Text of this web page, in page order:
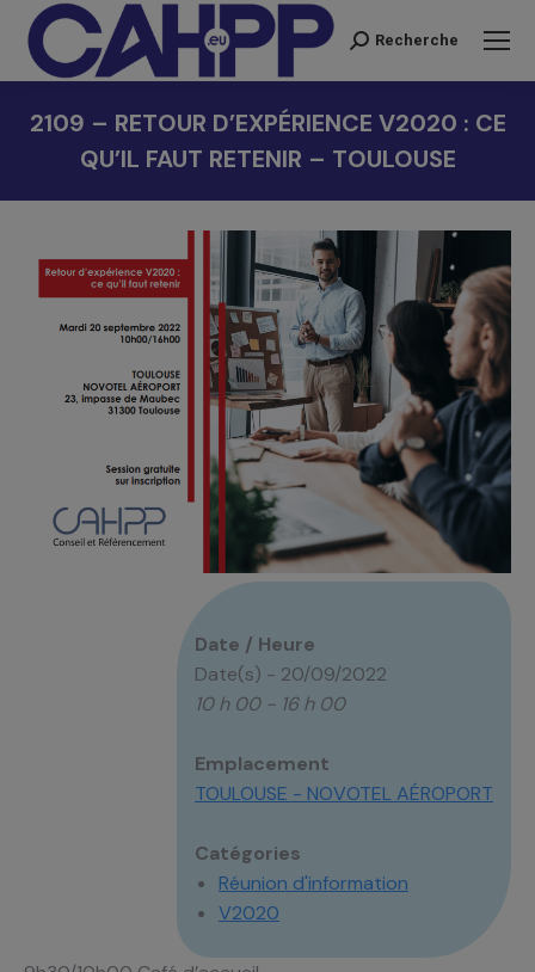
Recherche
Recherche
2109 – RETOUR D’EXPÉRIENCE V2020 : CE
QU’IL FAUT RETENIR – TOULOUSE
Date / Heure
Date(s) - 20/09/2022
10 h 00 - 16 h 00
Emplacement
TOULOUSE - NOVOTEL AÉROPORT
Catégories
Réunion d'information
V2020